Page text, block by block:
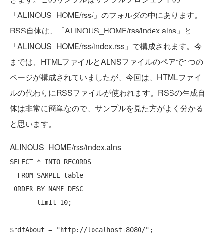
「ALINOUS_HOME/rss/」のフォルダの中にあります。
RSS自体は、「ALINOUS_HOME/rss/index.alns」と
「ALINOUS_HOME/rss/index.rss」で構成されます。今
までは、HTMLファイルとALNSファイルのペアで1つの
ページが構成されていましたが、今回は、HTMLファイ
ルの代わりにRSSファイルが使われます。RSSの生成自
体は非常に簡単なので、サンプルを見た方がよく分かる
と思います。
ALINOUS_HOME/rss/index.alns
SELECT * INTO RECORDS
$rdfAbout = "http://localhost:8080/" ;